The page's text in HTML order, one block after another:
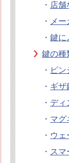
・ 店舗
・ メ
・ 鍵に
鍵の種
・ ピ
・ ギザ
・ ディ
・ マグ
・ ウェ
・ スマ